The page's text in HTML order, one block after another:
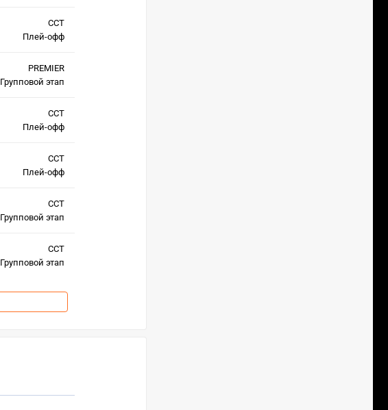
CCT
Плей-офф
PREMIER
Групповой этап
CCT
Плей-офф
CCT
Плей-офф
CCT
Групповой этап
CCT
Групповой этап